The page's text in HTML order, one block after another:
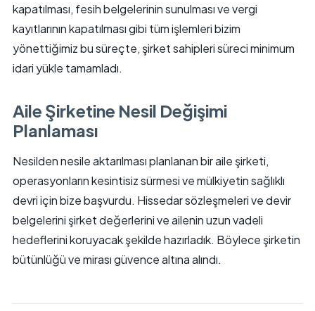
kapatılması, fesih belgelerinin sunulması ve vergi
kayıtlarının kapatılması gibi tüm işlemleri bizim
yönettiğimiz bu süreçte, şirket sahipleri süreci minimum
idari yükle tamamladı.
Aile Şirketine Nesil Değişimi
Planlaması
Nesilden nesile aktarılması planlanan bir aile şirketi,
operasyonların kesintisiz sürmesi ve mülkiyetin sağlıklı
devri için bize başvurdu. Hissedar sözleşmeleri ve devir
belgelerini şirket değerlerini ve ailenin uzun vadeli
hedeflerini koruyacak şekilde hazırladık. Böylece şirketin
bütünlüğü ve mirası güvence altına alındı.